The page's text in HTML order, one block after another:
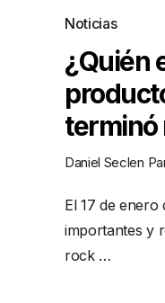
Noticias
¿Quién
terminó
Daniel Seclen
El 17 de
importantes y
rock …